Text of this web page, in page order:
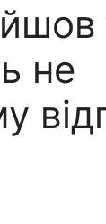
не